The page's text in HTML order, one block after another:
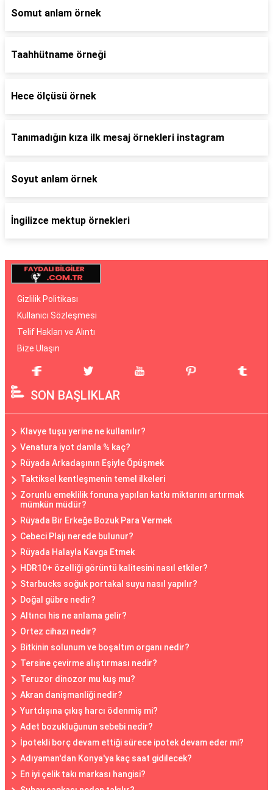
Somut anlam örnek
Taahhütname örneği
Hece ölçüsü örnek
Tanımadığın kıza ilk mesaj örnekleri instagram
Soyut anlam örnek
İngilizce mektup örnekleri
Gizlilik Politikası
Kullanıcı Sözleşmesi
Telif Hakları ve Alıntı
Bize Ulaşın
SON BAŞLIKLAR
Klavye tuşu yerine ne kullanılır?
Venatura iyot damla % kaç?
Rüyada Arkadaşının Eşiyle Öpüşmek
Taktiksel kentleşmenin temel ilkeleri
Zorunlu emeklilik fonuna yapılan katkı miktarını artırmak
mümkün müdür?
Rüyada Bir Erkeğe Bozuk Para Vermek
Cebeci Plajı nerede bulunur?
Rüyada Halayla Kavga Etmek
HDR10+ özelliği görüntü kalitesini nasıl etkiler?
Starbucks soğuk portakal suyu nasıl yapılır?
Doğal gübre nedir?
Altıncı his ne anlama gelir?
Ortez cihazı nedir?
Bitkinin solunum ve boşaltım organı nedir?
Tersine çevirme alıştırması nedir?
Teruzor dinozor mu kuş mu?
Akran danişmanliği nedir?
Yurtdışına çıkış harcı ödenmiş mi?
Adet bozukluğunun sebebi nedir?
İpotekli borç devam ettiği sürece ipotek devam eder mi?
Adıyaman'dan Konya'ya kaç saat gidilecek?
En iyi çelik takı markası hangisi?